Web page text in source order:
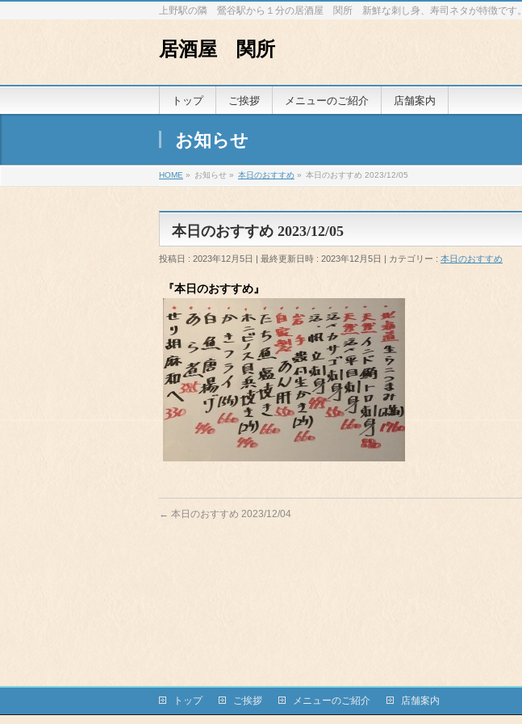
上野駅の隣 鶯谷駅から１分の居酒屋 関所 新鮮な刺し身、寿司ネタが特徴です。
居酒屋 関所
トップ ご挨拶 メニューのご紹介 店舗案内
お知らせ
HOME » お知らせ » 本日のおすすめ » 本日のおすすめ 2023/12/05
本日のおすすめ 2023/12/05
投稿日 : 2023年12月5日 最終更新日時 : 2023年12月5日 カテゴリー : 本日のおすすめ
『本日のおすすめ』
← 本日のおすすめ 2023/12/04
トップ ご挨拶 メニューのご紹介 店舗案内